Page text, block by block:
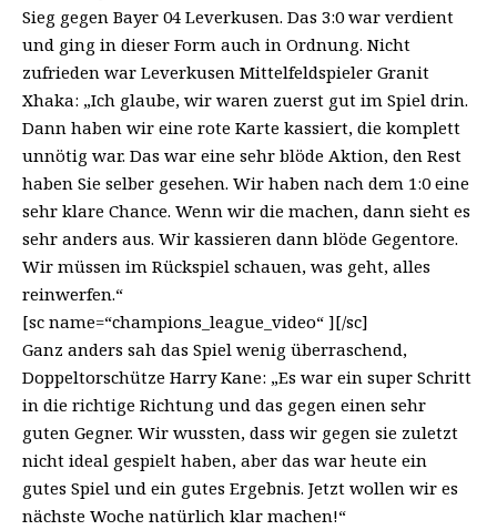
Sieg gegen Bayer 04 Leverkusen. Das 3:0 war verdient
und ging in dieser Form auch in Ordnung. Nicht
zufrieden war Leverkusen Mittelfeldspieler Granit
Xhaka: „Ich glaube, wir waren zuerst gut im Spiel drin.
Dann haben wir eine rote Karte kassiert, die komplett
unnötig war. Das war eine sehr blöde Aktion, den Rest
haben Sie selber gesehen. Wir haben nach dem 1:0 eine
sehr klare Chance. Wenn wir die machen, dann sieht es
sehr anders aus. Wir kassieren dann blöde Gegentore.
Wir müssen im Rückspiel schauen, was geht, alles
reinwerfen.“
[sc name=“champions_league_video“ ][/sc]
Ganz anders sah das Spiel wenig überraschend,
Doppeltorschütze Harry Kane: „Es war ein super Schritt
in die richtige Richtung und das gegen einen sehr
guten Gegner. Wir wussten, dass wir gegen sie zuletzt
nicht ideal gespielt haben, aber das war heute ein
gutes Spiel und ein gutes Ergebnis. Jetzt wollen wir es
nächste Woche natürlich klar machen!“